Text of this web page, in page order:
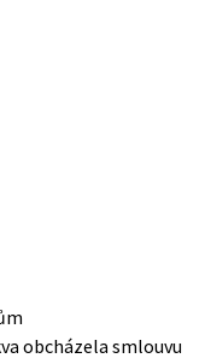
obcházela smlouvu